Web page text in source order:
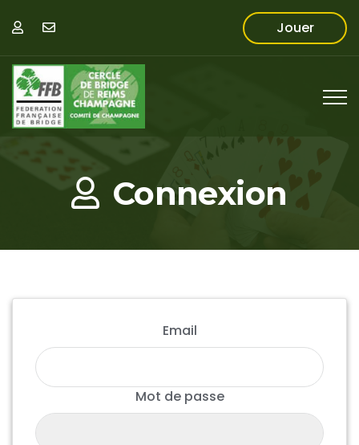
Jouer
Connexion
Email
Mot de passe